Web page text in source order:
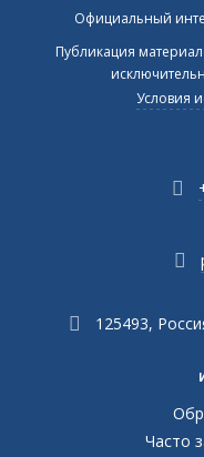
Официальный
Публикация
Условия
125493,
Часто